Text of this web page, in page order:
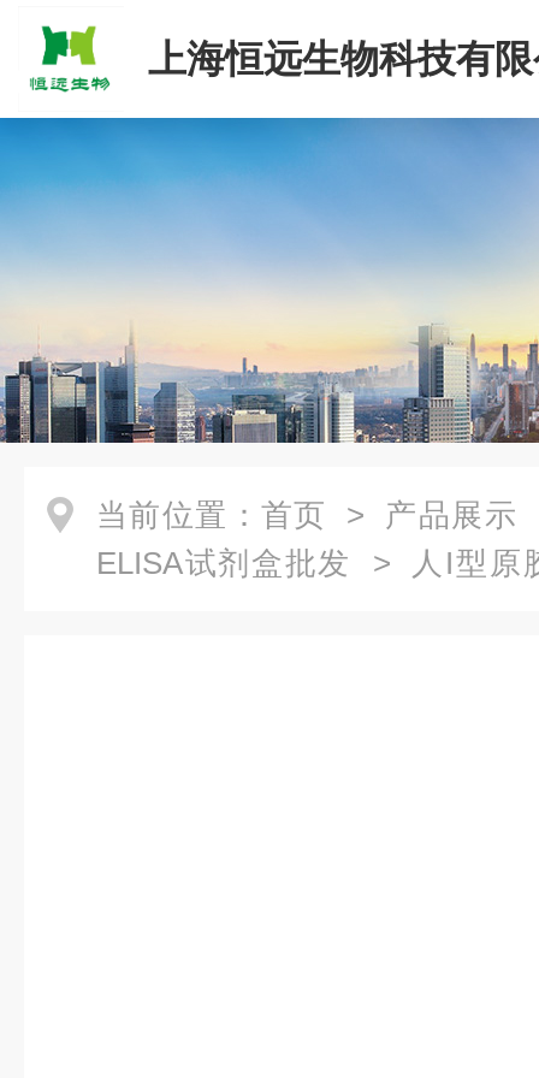
上海恒远生物科技有
当前位置： 首页 > 产品展示
ELISA试剂盒批发 > 人I型原